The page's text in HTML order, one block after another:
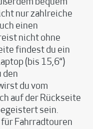
bequem
nur zahlreiche
einen
nicht ohne
findest du ein
(bis 15,6‘‘)
den
du vom
auf der Rückseite
sein.
Fahrradtouren